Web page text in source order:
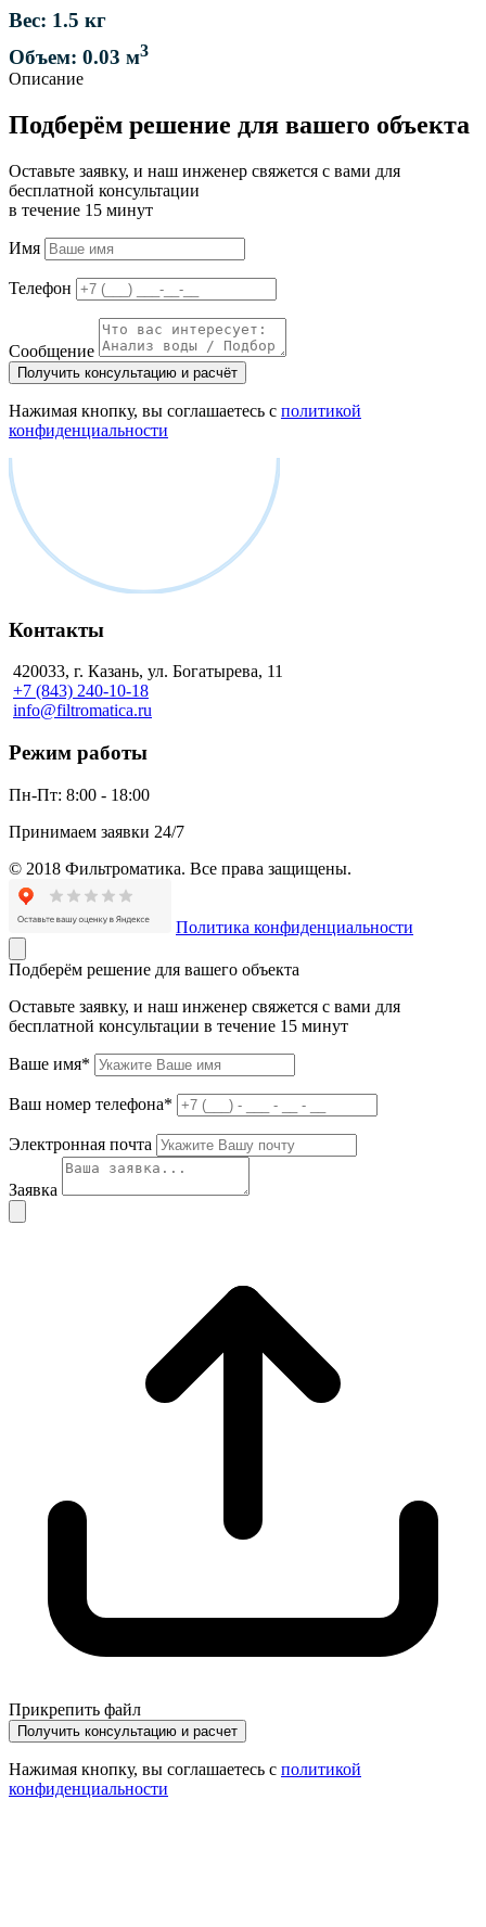
Вес: 1.5 кг
Объем: 0.03 м3
Описание
Подберём решение для вашего объекта
Оставьте заявку, и наш инженер свяжется с вами для
бесплатной консультации
в течение 15 минут
Имя
Телефон
Сообщение
Получить консультацию и расчёт
Нажимая кнопку, вы соглашаетесь с политикой
конфиденциальности
Контакты
420033, г. Казань, ул. Богатырева, 11
+7 (843) 240-10-18
info@filtromatica.ru
Режим работы
Пн-Пт: 8:00 - 18:00
Принимаем заявки 24/7
© 2018 Фильтроматика. Все права защищены.
Политика конфиденциальности
Подберём решение для вашего объекта
Оставьте заявку, и наш инженер свяжется с вами для
бесплатной консультации в течение 15 минут
Ваше имя*
Ваш номер телефона*
Электронная почта
Заявка
Прикрепить файл
Получить консультацию и расчет
Нажимая кнопку, вы соглашаетесь с политикой
конфиденциальности